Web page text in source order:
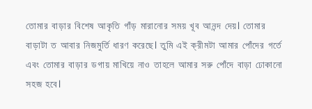
তোমার বাড়ার বিশেষ আকৃতি গাঁড় মারানোর সময় খূব আনন্দ দেয়। তোমার
বাড়াটা ত আবার নিজমুর্তি ধারণ করেছে। তুমি এই ক্রীমটা আমার পোঁদের গর্তে
এবং তোমার বাড়ার ডগায় মাখিয়ে নাও তাহলে আমার সরু পোঁদে বাড়া ঢোকানো
সহজ হবে।